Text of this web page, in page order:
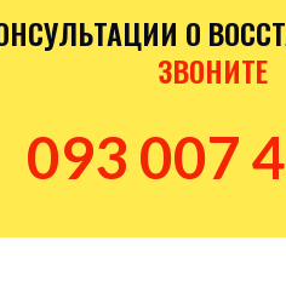
О
ЗВОНИТЕ
093 007